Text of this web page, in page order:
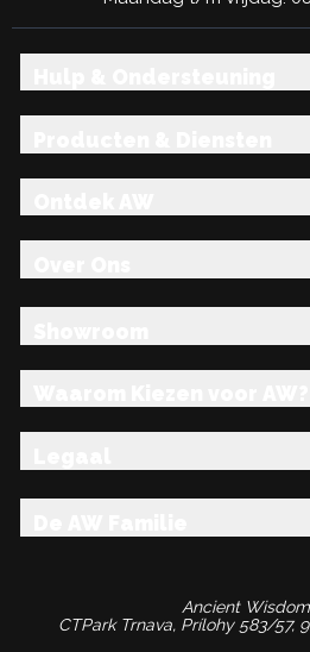
Ancient Wisdom
CTPark Trnava, Prílohy 583/57,